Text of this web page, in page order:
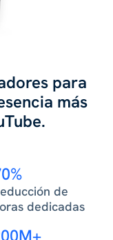
para
más
de
dedicadas